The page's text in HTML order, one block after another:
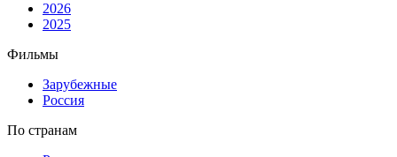
2026
2025
Фильмы
Зарубежные
Россия
По странам